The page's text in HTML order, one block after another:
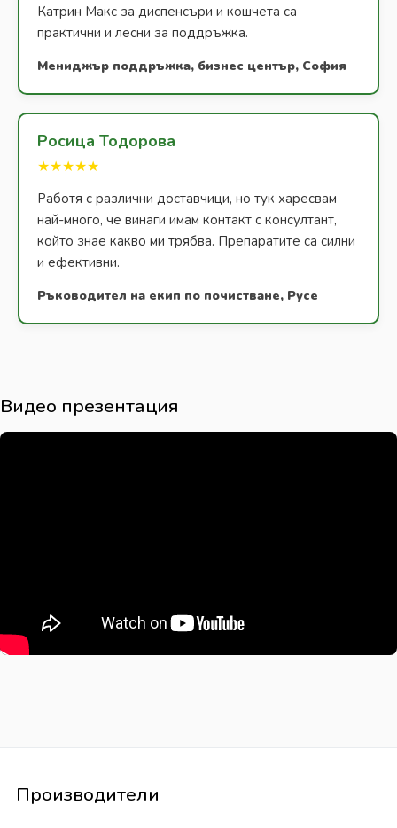
Катрин Макс за диспенсъри и кошчета са
практични и лесни за поддръжка.
Мениджър поддръжка, бизнес център, София
Росица Тодорова
★★★★★
Работя с различни доставчици, но тук харесвам
най-много, че винаги имам контакт с консултант,
който знае какво ми трябва. Препаратите са силни
и ефективни.
Ръководител на екип по почистване, Русе
Видео презентация
Производители